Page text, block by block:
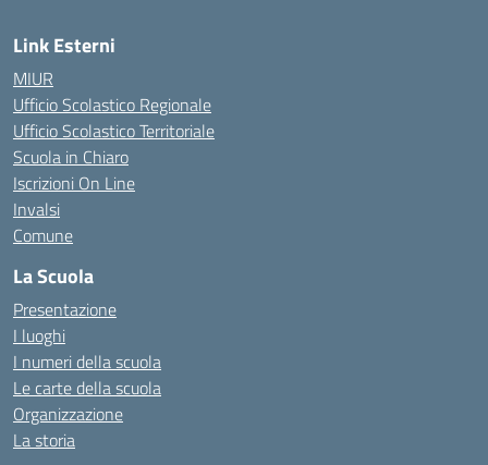
Link Esterni
MIUR
Ufficio Scolastico Regionale
Ufficio Scolastico Territoriale
Scuola in Chiaro
Iscrizioni On Line
Invalsi
Comune
La Scuola
Presentazione
I luoghi
I numeri della scuola
Le carte della scuola
Organizzazione
La storia